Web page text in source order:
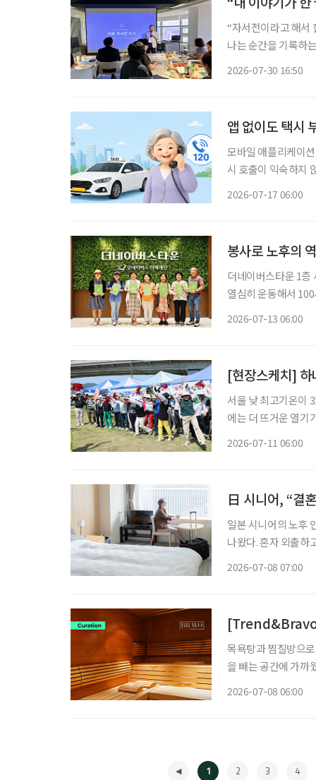
“자서전이라고 해서
나는 순간을 기록하는 ‘자전적
2026-07-30 16:50
앱 없이도 택시
모바일 애플리케이
시 호출이 익숙하지
2026-07-17 06:00
봉사로 노후의
더네이버스타운 1층
열심히 운동해서
2026-07-13 06:00
[현장스케치] 하
서울 낮 최고기온이
에는 더 뜨거운 열기
2026-07-11 06:00
日 시니어, “결
일본 시니어의 노후
나왔다. 혼자 외출하
2026-07-08 07:00
목욕탕과 찜질방으
을 빼는 공간에 가까
2026-07-08 06:00
1 2 3 4